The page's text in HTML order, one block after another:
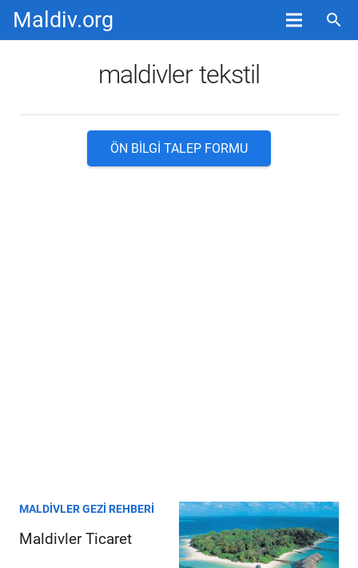
Maldiv.org search
maldivler tekstil
ÖN BILGI TALEP FORMU
MALDIVLER GEZI REHBERI
Maldivler Ticaret